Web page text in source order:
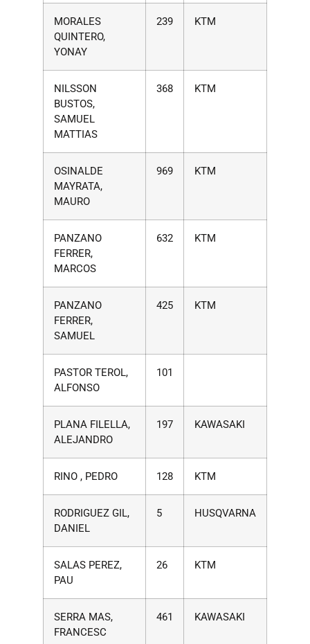
MORALES
QUINTERO,
YONAY
239 KTM
NILSSON
BUSTOS,
SAMUEL
MATTIAS
368 KTM
OSINALDE
MAYRATA,
MAURO
969 KTM
PANZANO
FERRER,
MARCOS
632 KTM
PANZANO
FERRER,
SAMUEL
425 KTM
PASTOR TEROL,
ALFONSO
101
PLANA FILELLA,
ALEJANDRO
197 KAWASAKI
RINO , PEDRO 128 KTM
RODRIGUEZ GIL,
DANIEL
5 HUSQVARNA
SALAS PEREZ,
PAU
26 KTM
SERRA MAS,
FRANCESC
461 KAWASAKI